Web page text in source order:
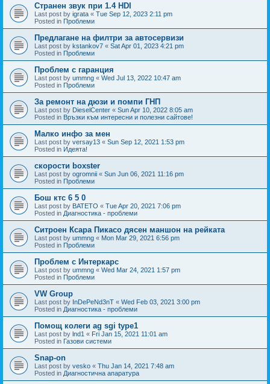
Странен звук при 1.4 HDI
Last post by igrata « Tue Sep 12, 2023 2:11 pm
Posted in Проблеми
Предлагане на филтри за автосервизи
Last post by kstankov7 « Sat Apr 01, 2023 4:21 pm
Posted in Проблеми
Проблем с гаранция
Last post by ummng « Wed Jul 13, 2022 10:47 am
Posted in Проблеми
За ремонт на дюзи и помпи ГНП
Last post by DieselCenter « Sun Apr 10, 2022 8:05 am
Posted in Връзки към интересни и полезни сайтове!
Малко инфо за мен
Last post by versay13 « Sun Sep 12, 2021 1:53 pm
Posted in Идеята!
скорости boxster
Last post by ogromnii « Sun Jun 06, 2021 11:16 pm
Posted in Проблеми
Бош ктс 6 5 0
Last post by BATETO « Tue Apr 20, 2021 7:06 pm
Posted in Диагностика - проблеми
Ситроен Ксара Пикасо дясен маншон на рейката
Last post by ummng « Mon Mar 29, 2021 6:56 pm
Posted in Проблеми
Проблем с Интеркарс
Last post by ummng « Wed Mar 24, 2021 1:57 pm
Posted in Проблеми
VW Group
Last post by InDePeNd3nT « Wed Feb 03, 2021 3:00 pm
Posted in Диагностика - проблеми
Помощ колеги ag sgi type1
Last post by lnd1 « Fri Jan 15, 2021 11:01 am
Posted in Газови системи
Snap-on
Last post by vesko « Thu Jan 14, 2021 7:48 am
Posted in Диагностична апаратура